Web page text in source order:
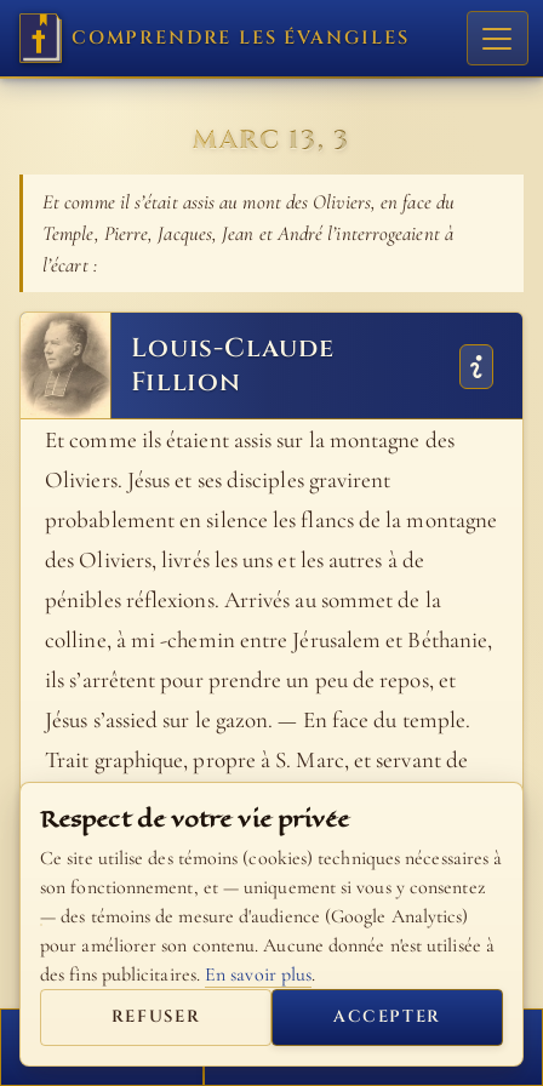
COMPRENDRE LES ÉVANGILES
MARC 13, 3
Et comme il s’était assis au mont des Oliviers, en face du
Temple, Pierre, Jacques, Jean et André l’interrogeaient à
l’écart :
Louis-Claude
Fillion
Et comme ils étaient assis sur la montagne des
Oliviers. Jésus et ses disciples gravirent
probablement en silence les flancs de la montagne
des Oliviers, livrés les uns et les autres à de
pénibles réflexions. Arrivés au sommet de la
colline, à mi -chemin entre Jérusalem et Béthanie,
ils s’arrêtent pour prendre un peu de repos, et
Jésus s’assied sur le gazon. — En face du temple.
Trait graphique, propre à S. Marc, et servant de
trait d’union pour amener la question des
Apôtres. Les derniers rayons du soleil couchant
devaient en ce moment couvrir d’or le temple et
ses dépendances, leur communiquant une
nouvelle beauté. — Pierre, Jacques, Jean et André.
« Marc est le seul a rapporter que ce furent Pierre,
Jacques, Jean et André qui interrogèrent le Christ.
Note la mention de Pierre » [493]. C’étaient les
FERMER PROCHAIN VERSET
Respect de votre vie privée
Ce site utilise des témoins (cookies) techniques nécessaires à
son fonctionnement, et — uniquement si vous y consentez
— des témoins de mesure d'audience (Google Analytics)
pour améliorer son contenu. Aucune donnée n'est utilisée à
des fins publicitaires. En savoir plus.
REFUSER ACCEPTER